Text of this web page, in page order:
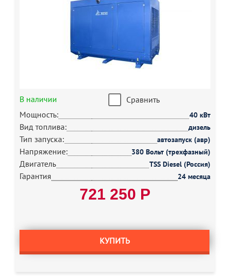
В наличии
Сравнить
Мощность:
40 кВт
Вид топлива: дизель
Тип запуска: автозапуск (авр)
Напряжение: 380 Вольт (трехфазный)
Двигатель TSS Diesel (Россия)
Гарантия 24 месяца
721 250 Р
КУПИТЬ